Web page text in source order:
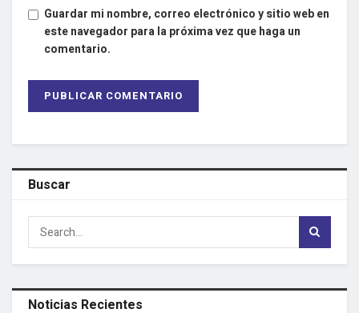
Guardar mi nombre, correo electrónico y sitio web en
este navegador para la próxima vez que haga un
comentario.
Buscar
Noticias Recientes